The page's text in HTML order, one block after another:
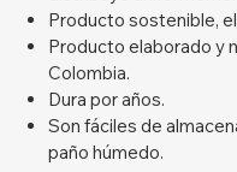
Producto sostenible,
Producto elaborado y
Colombia.
Dura por años.
Son fáciles de
paño húmedo.